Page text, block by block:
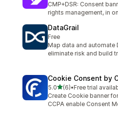
CMP+DSR: Consent
rights management, in
DataGrail
Free
Map data and automate
eliminate risk and build
Cookie Consent by
5.05つ星中
(6)
合計レビュー数：6件
•Free trial
Create Cookie banner
CCPA enable Consent